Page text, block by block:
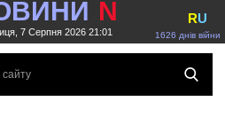
N
7 Серпня 2026 21:01 1626 днів війни
RU